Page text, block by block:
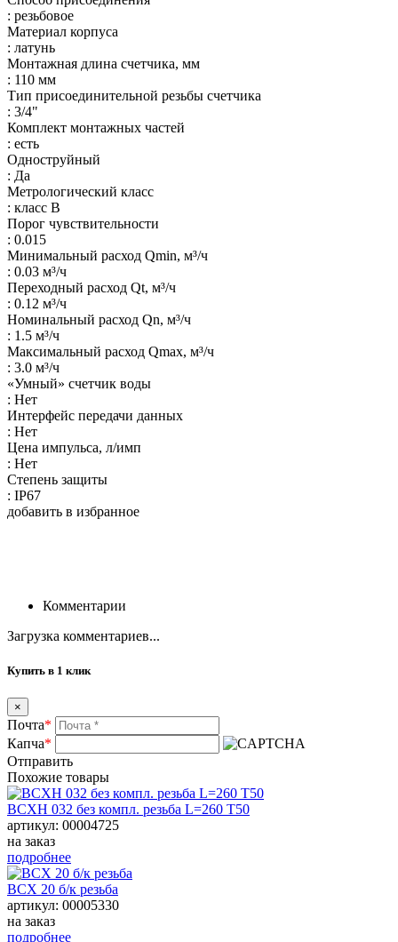
: резьбовое
Материал корпуса
: латунь
Монтажная длина счетчика, мм
: 110 мм
Тип присоединительной резьбы счетчика
: 3/4"
Комплект монтажных частей
: есть
Одноструйный
: Да
Метрологический класс
: класс B
Порог чувствительности
: 0.015
Минимальный расход Qmin, м³/ч
: 0.03 м³/ч
Переходный расход Qt, м³/ч
: 0.12 м³/ч
Номинальный расход Qn, м³/ч
: 1.5 м³/ч
Максимальный расход Qmax, м³/ч
: 3.0 м³/ч
«Умный» счетчик воды
: Нет
Интерфейс передачи данных
: Нет
Цена импульса, л/имп
: Нет
Степень защиты
: IP67
добавить в избранное
Комментарии
Загрузка комментариев...
Купить в 1 клик
×
Почта*
Капча*
Отправить
Похожие товары
ВСХН 032 без компл. резьба L=260 Т50
артикул: 00004725
на заказ
подробнее
ВСХ 20 б/к резьба
артикул: 00005330
на заказ
подробнее